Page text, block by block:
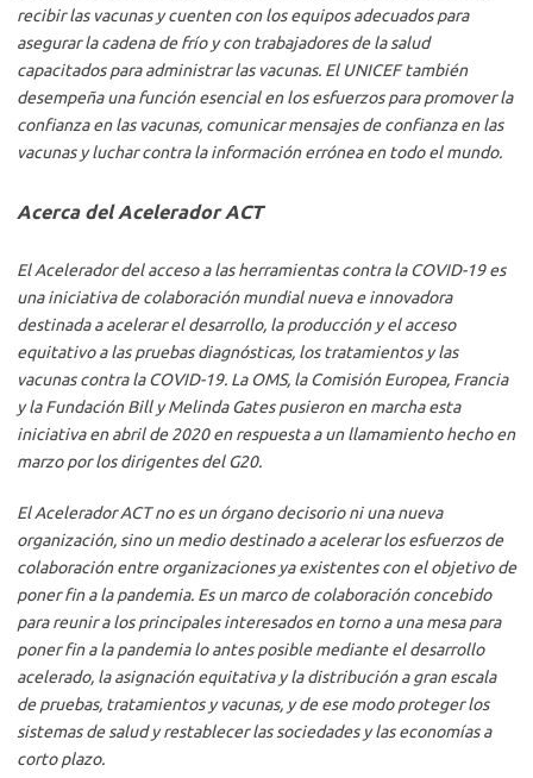
recibir las vacunas y cuenten con los equipos adecuados para
asegurar la cadena de frío y con trabajadores de la salud
capacitados para administrar las vacunas. El UNICEF también
desempeña una función esencial en los esfuerzos para promover la
confianza en las vacunas, comunicar mensajes de confianza en las
vacunas y luchar contra la información errónea en todo el mundo.
Acerca del Acelerador ACT
El Acelerador del acceso a las herramientas contra la COVID-19 es
una iniciativa de colaboración mundial nueva e innovadora
destinada a acelerar el desarrollo, la producción y el acceso
equitativo a las pruebas diagnósticas, los tratamientos y las
vacunas contra la COVID-19. La OMS, la Comisión Europea, Francia
y la Fundación Bill y Melinda Gates pusieron en marcha esta
iniciativa en abril de 2020 en respuesta a un llamamiento hecho en
marzo por los dirigentes del G20.
El Acelerador ACT no es un órgano decisorio ni una nueva
organización, sino un medio destinado a acelerar los esfuerzos de
colaboración entre organizaciones ya existentes con el objetivo de
poner fin a la pandemia. Es un marco de colaboración concebido
para reunir a los principales interesados en torno a una mesa para
poner fin a la pandemia lo antes posible mediante el desarrollo
acelerado, la asignación equitativa y la distribución a gran escala
de pruebas, tratamientos y vacunas, y de ese modo proteger los
sistemas de salud y restablecer las sociedades y las economías a
corto plazo.